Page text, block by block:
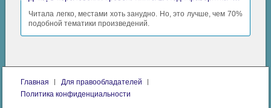
Читала легко, местами хоть занудно. Но, это лучше, чем 70%
подобной тематики произведений.
Главная
Для правообладателей
Политика конфиденциальности